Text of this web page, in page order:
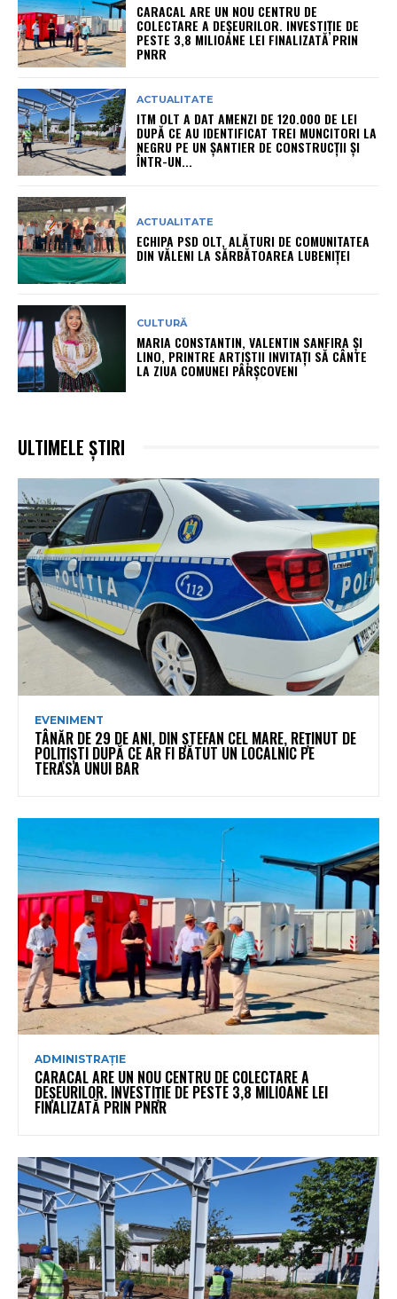
CARACAL ARE UN NOU CENTRU DE
COLECTARE A DEȘEURILOR. INVESTIȚIE DE
PESTE 3,8 MILIOANE LEI FINALIZATĂ PRIN
PNRR
ACTUALITATE
ITM OLT A DAT AMENZI DE 120.000 DE LEI
DUPĂ CE AU IDENTIFICAT TREI MUNCITORI LA
NEGRU PE UN ȘANTIER DE CONSTRUCȚII ȘI
ÎNTR-UN...
ACTUALITATE
ECHIPA PSD OLT, ALĂTURI DE COMUNITATEA
DIN VĂLENI LA SĂRBĂTOAREA LUBENIȚEI
CULTURĂ
MARIA CONSTANTIN, VALENTIN SANFIRA ȘI
LINO, PRINTRE ARTIȘTII INVITAȚI SĂ CÂNTE
LA ZIUA COMUNEI PÂRȘCOVENI
ULTIMELE ȘTIRI
EVENIMENT
TÂNĂR DE 29 DE ANI, DIN ȘTEFAN CEL MARE, REȚINUT DE
POLIȚIȘTI DUPĂ CE AR FI BĂTUT UN LOCALNIC PE
TERASA UNUI BAR
ADMINISTRAȚIE
CARACAL ARE UN NOU CENTRU DE COLECTARE A
DEȘEURILOR. INVESTIȚIE DE PESTE 3,8 MILIOANE LEI
FINALIZATĂ PRIN PNRR